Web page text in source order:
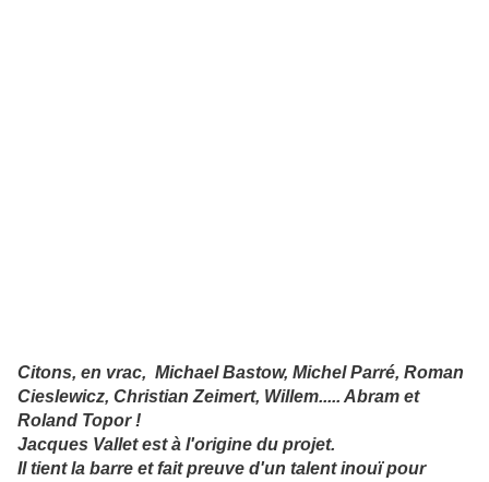
Citons, en vrac, Michael Bastow, Michel Parré, Roman
Cieslewicz, Christian Zeimert, Willem..... Abram et
Roland Topor !
Jacques Vallet est à l'origine du projet.
Il tient la barre et fait preuve d'un talent inouï pour